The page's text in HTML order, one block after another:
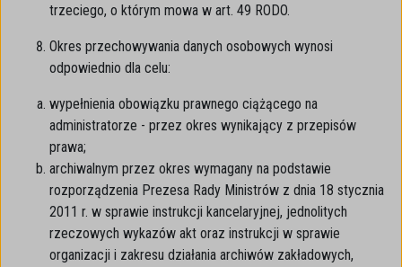
trzeciego, o którym mowa w art. 49 RODO.
Okres przechowywania danych osobowych wynosi
odpowiednio dla celu:
wypełnienia obowiązku prawnego ciążącego na
administratorze - przez okres wynikający z przepisów
prawa;
archiwalnym przez okres wymagany na podstawie
rozporządzenia Prezesa Rady Ministrów z dnia 18 stycznia
2011 r. w sprawie instrukcji kancelaryjnej, jednolitych
rzeczowych wykazów akt oraz instrukcji w sprawie
organizacji i zakresu działania archiwów zakładowych,